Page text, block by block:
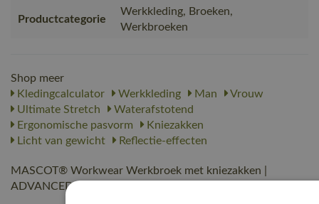
Productcategorie
Werkkleding, Broeken,
Werkbroeken
Shop meer
Kledingcalculator
Werkkleding Man
Vrouw
Ultimate Stretch
Waterafstotend
Ergonomische pasvorm
Kniezakken
Licht van gewicht
Reflectie-effecten
MASCOT® Workwear Werkbroek met kniezakken |
ADVANCED | 18 donkerantraciet | 17079-311-18